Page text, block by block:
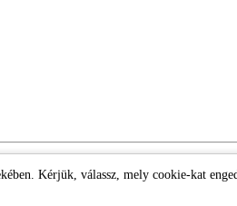
Kérjük, válassz, mely cookie-kat